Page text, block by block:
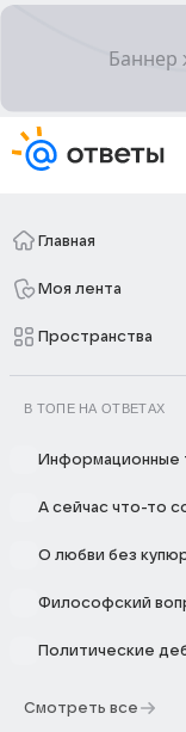
Главная
Моя лента
Пространства
В ТОПЕ НА ОТВЕТАХ
Информационные
А сейчас что-то
О любви без
Философский
Политические
Смотреть все